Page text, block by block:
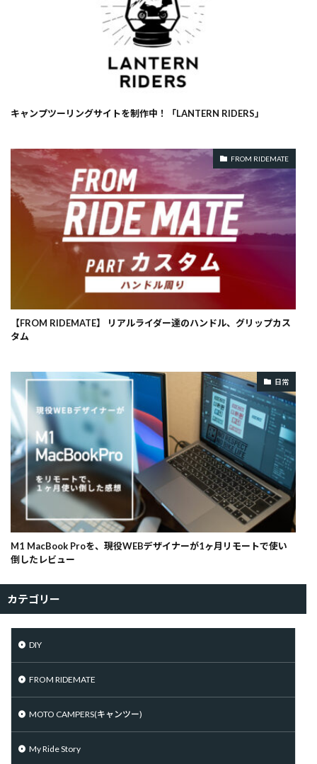
キャンプツーリングサイトを制作中！「LANTERN RIDERS」
FROM RIDEMATE
【FROM RIDEMATE】 リアルライダー達のハンドル、グリップカス
タム
日常
M1 MacBook Proを、現役WEBデザイナーが1ヶ月リモートで使い
倒したレビュー
カテゴリー
DIY
FROM RIDEMATE
MOTO CAMPERS(キャンツー)
My Ride Story